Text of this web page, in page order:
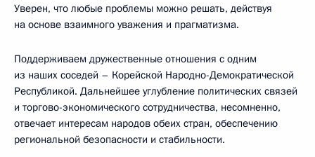
Уверен, что любые проблемы можно решать, действуя
на основе взаимного уважения и прагматизма.
Поддерживаем дружественные отношения с одним
из наших соседей – Корейской Народно-Демократической
Республикой. Дальнейшее углубление политических связей
и торгово-экономического сотрудничества, несомненно,
отвечает интересам народов обеих стран, обеспечению
региональной безопасности и стабильности.